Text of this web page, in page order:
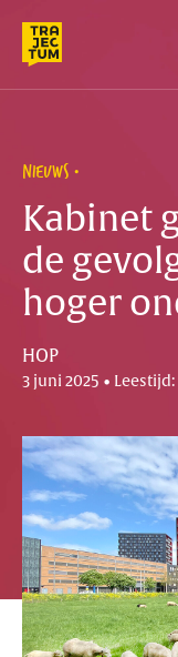
content
NIEUWS
Kabinet
de
hoger
HOP
3 juni 2025 •